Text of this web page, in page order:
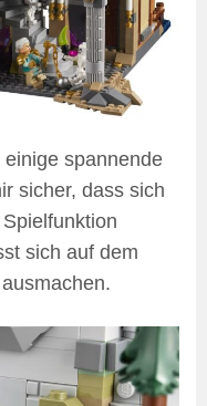
spannende
sicher, dass sich
sich auf dem